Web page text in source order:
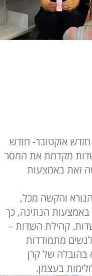
חודש אוקטובר- חודש
מקדמת את המסר
זאת באמצעות
והקשה מכל,
הנתינה, כך
קהילת השדות –
מתמודדות
בהובלה של קרן